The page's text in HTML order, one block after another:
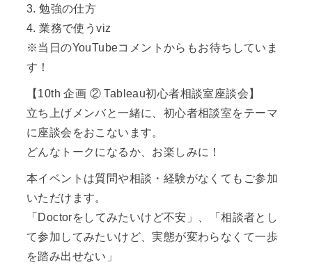
3. 勉強の仕方
4. 業務で使うviz
※当日のYouTubeコメントからもお待ちしていま
す！
【10th 企画 ② Tableau初心者相談室座談会】
立ち上げメンバと一緒に、初心者相談室をテーマ
に座談会をおこないます。
どんなトークになるか、お楽しみに！
本イベントは質問や相談・経験がなくてもご参加
いただけます。
「Doctorをしてみたいけど不安」、「相談者とし
て参加してみたいけど、実態が変わらなくて一歩
を踏み出せない」